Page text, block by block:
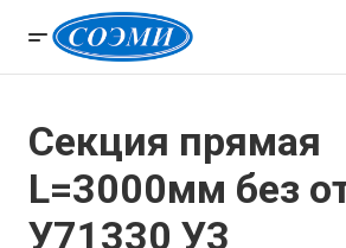
Секция прямая
L=3000мм без
У71330 У3